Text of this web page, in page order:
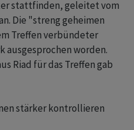
stattfinden, geleitet vom
Die "streng geheimen
Treffen verbündeter
ausgesprochen worden.
Riad für das Treffen gab
stärker kontrollieren